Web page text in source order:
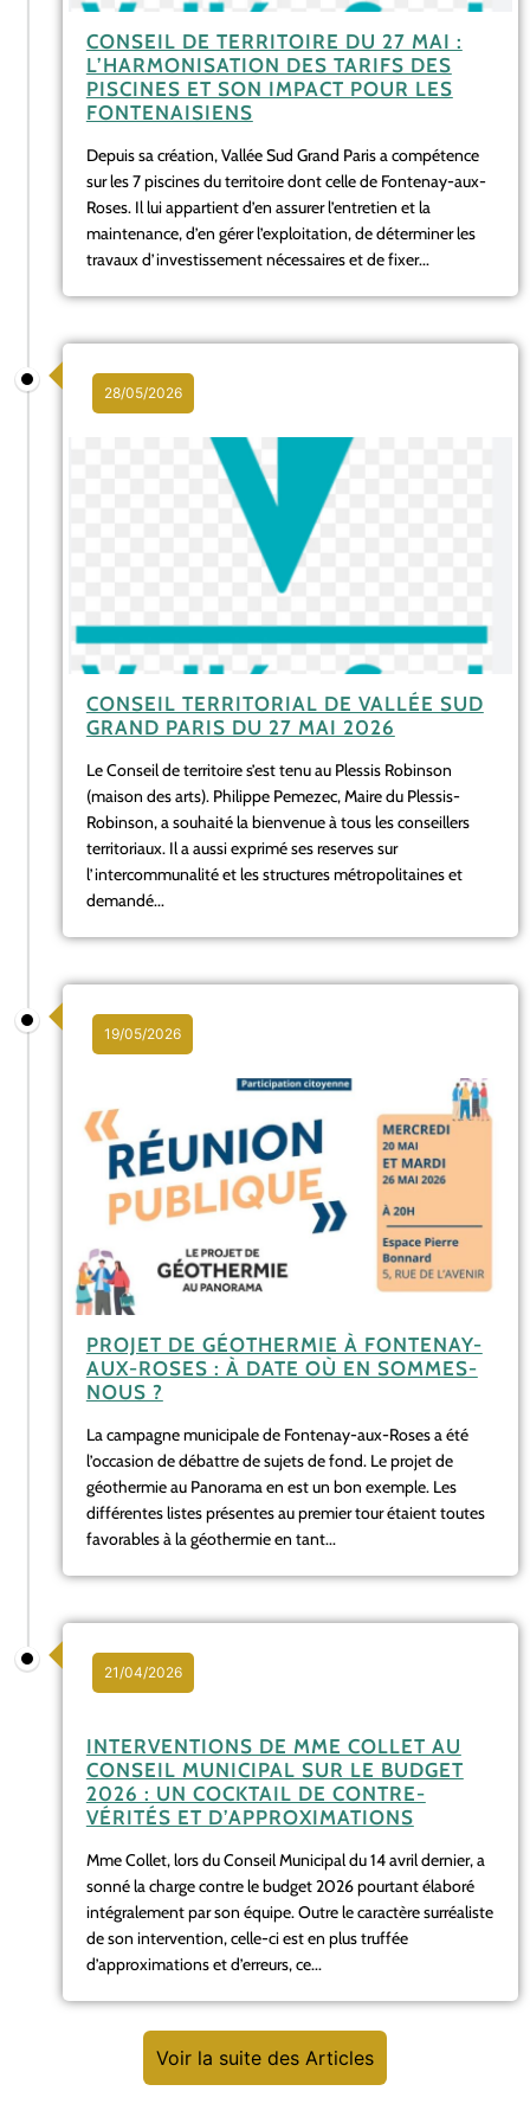
CONSEIL DE TERRITOIRE DU 27 MAI :
L’HARMONISATION DES TARIFS DES
PISCINES ET SON IMPACT POUR LES
FONTENAISIENS
Depuis sa création, Vallée Sud Grand Paris a compétence
sur les 7 piscines du territoire dont celle de Fontenay-aux-
Roses. Il lui appartient d’en assurer l’entretien et la
maintenance, d’en gérer l’exploitation, de déterminer les
travaux d’investissement nécessaires et de fixer...
28/05/2026
CONSEIL TERRITORIAL DE VALLÉE SUD
GRAND PARIS DU 27 MAI 2026
Le Conseil de territoire s’est tenu au Plessis Robinson
(maison des arts). Philippe Pemezec, Maire du Plessis-
Robinson, a souhaité la bienvenue à tous les conseillers
territoriaux. Il a aussi exprimé ses reserves sur
l’intercommunalité et les structures métropolitaines et
demandé...
19/05/2026
PROJET DE GÉOTHERMIE À FONTENAY-
AUX-ROSES : À DATE OÙ EN SOMMES-
NOUS ?
La campagne municipale de Fontenay-aux-Roses a été
l’occasion de débattre de sujets de fond. Le projet de
géothermie au Panorama en est un bon exemple. Les
différentes listes présentes au premier tour étaient toutes
favorables à la géothermie en tant...
21/04/2026
INTERVENTIONS DE MME COLLET AU
CONSEIL MUNICIPAL SUR LE BUDGET
2026 : UN COCKTAIL DE CONTRE-
VÉRITÉS ET D’APPROXIMATIONS
Mme Collet, lors du Conseil Municipal du 14 avril dernier, a
sonné la charge contre le budget 2026 pourtant élaboré
intégralement par son équipe. Outre le caractère surréaliste
de son intervention, celle-ci est en plus truffée
d’approximations et d’erreurs, ce...
Voir la suite des Articles